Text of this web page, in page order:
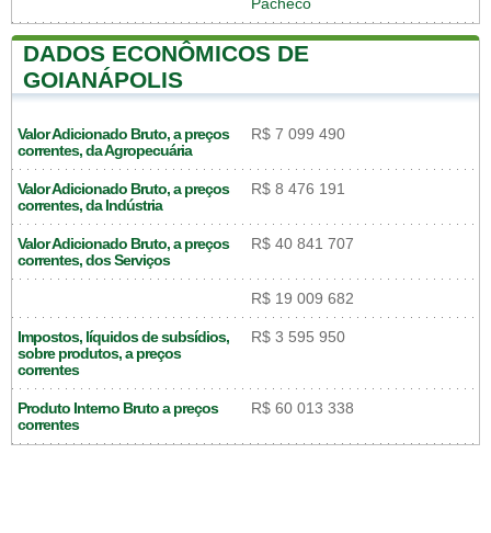
Pacheco
DADOS ECONÔMICOS DE
GOIANÁPOLIS
Valor Adicionado Bruto, a preços
correntes, da Agropecuária
R$ 7 099 490
Valor Adicionado Bruto, a preços
correntes, da Indústria
R$ 8 476 191
Valor Adicionado Bruto, a preços
correntes, dos Serviços
R$ 40 841 707
R$ 19 009 682
Impostos, líquidos de subsídios,
sobre produtos, a preços
correntes
R$ 3 595 950
Produto Interno Bruto a preços
correntes
R$ 60 013 338